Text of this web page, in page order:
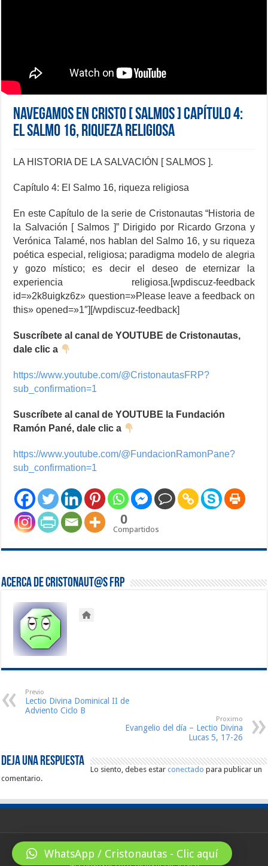
NAVEGAMOS EN CRISTO [ SALMOS ] Capítulo 4:
El Salmo 16, riqueza religiosa
LA HISTORIA DE LA SALVACIÓN [ SALMOS ].
Capítulo 4: El Salmo 16, riqueza religiosa
En este Capítulo de la serie de Cristonautas “Historia de
la Salvación [ Salmos ]” Dirigido por Ricardo Grzona y
Verónica Talamé, nos hablan del Salmo 16, y su riqueza
poética especial, religiosa; paradigma modelo de alegria
y gozo místico; es decir el deseo de eternizar la
experiencia religiosa.[wpdiscuz-feedback
id=»2k8uigkz6z» question=»Please leave a feedback on
this» opened=»1″][/wpdiscuz-feedback]
Suscríbete al canal de YOUTUBE de Cristonautas,
dale clic a
https://www.youtube.com/@CristonautasFRP?
sub_confirmation=1
Suscríbete al canal de YOUTUBE la Fundación
Ramón Pané, dale clic a
https://www.youtube.com/@FundacionRamonPane?
sub_confirmation=1
0
Compartidos
Acerca de Cristonaut@s FRP
Previo
Lectio Divina Dominical II de
Adviento Ciclo B
Proximo
Evangelio del día – Lectio Divina
Lucas 5, 17-26
Deja una respuesta
Lo siento, debes estarconectado para publicar un
comentario.
WhatsApp / Cristonautas - Clic aquí